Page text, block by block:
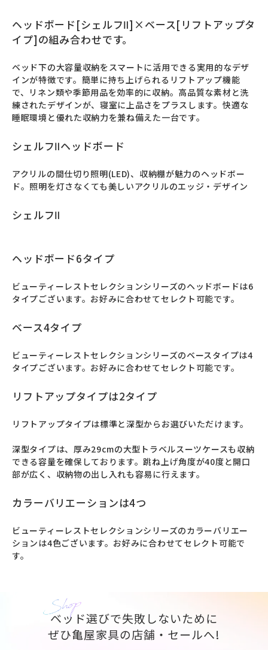
ヘッドボード[シェルフⅡ]×ベース[リフトアップタ
イプ]の組み合わせです。
ベッド下の大容量収納をスマートに活用できる実用的なデザ
インが特徴です。簡単に持ち上げられるリフトアップ機能
で、リネン類や季節用品を効率的に収納。高品質な素材と洗
練されたデザインが、寝室に上品さをプラスします。快適な
睡眠環境と優れた収納力を兼ね備えた一台です。
シェルフⅡヘッドボード
アクリルの間仕切り照明(LED)、収納棚が魅力のヘッドボー
ド。照明を灯さなくても美しいアクリルのエッジ・デザイン
シェルフⅡ
ヘッドボード6タイプ
ビューティーレストセレクションシリーズのヘッドボードは6
タイプございます。お好みに合わせてセレクト可能です。
ベース4タイプ
ビューティーレストセレクションシリーズのベースタイプは4
タイプございます。お好みに合わせてセレクト可能です。
リフトアップタイプは2タイプ
リフトアップタイプは標準と深型からお選びいただけます。
深型タイプは、厚み29cmの大型トラベルスーツケースも収納
できる容量を確保しております。跳ね上げ角度が40度と開口
部が広く、収納物の出し入れも容易に行えます。
カラーバリエーションは4つ
ビューティーレストセレクションシリーズのカラーバリエー
ションは4色ございます。お好みに合わせてセレクト可能で
す。
ベッド選びで失敗しないために
ぜひ亀屋家具の店舗・セールへ!